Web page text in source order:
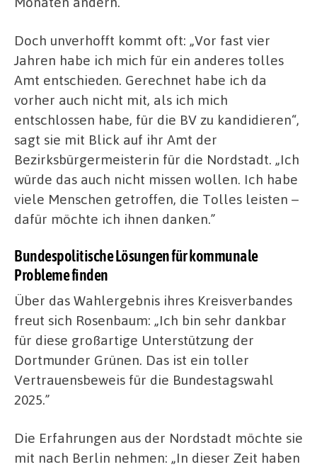
Doch unverhofft kommt oft: „Vor fast vier
Jahren habe ich mich für ein anderes tolles
Amt entschieden. Gerechnet habe ich da
vorher auch nicht mit, als ich mich
entschlossen habe, für die BV zu kandidieren“,
sagt sie mit Blick auf ihr Amt der
Bezirksbürgermeisterin für die Nordstadt. „Ich
würde das auch nicht missen wollen. Ich habe
viele Menschen getroffen, die Tolles leisten –
dafür möchte ich ihnen danken.”
Bundespolitische Lösungen für kommunale
Probleme finden
Über das Wahlergebnis ihres Kreisverbandes
freut sich Rosenbaum: „Ich bin sehr dankbar
für diese großartige Unterstützung der
Dortmunder Grünen. Das ist ein toller
Vertrauensbeweis für die Bundestagswahl
2025.”
Die Erfahrungen aus der Nordstadt möchte sie
mit nach Berlin nehmen: „In dieser Zeit haben